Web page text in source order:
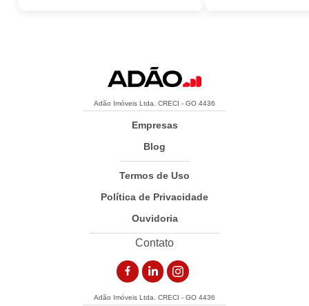
Adão Imóveis Ltda. CRECI - GO 4436
Empresas
Blog
Termos de Uso
Política de Privacidade
Ouvidoria
Contato
Adão Imóveis Ltda. CRECI - GO 4436